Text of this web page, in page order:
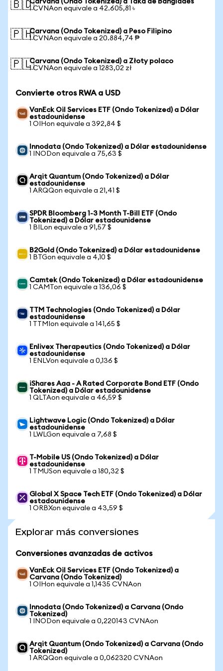
🇧🇩Carvana (Ondo Tokenized) a Taka de Bangladés
1 CVNAon equivale a 42.605,81 ৳
🇵🇭Carvana (Ondo Tokenized) a Peso Filipino
1 CVNAon equivale a 20.884,74 ₱
🇵🇱Carvana (Ondo Tokenized) a Złoty polaco
1 CVNAon equivale a 1283,02 zł
Convierte otros RWA a USD
VanEck Oil Services ETF (Ondo Tokenized) a Dólar
estadounidense
1 OIHon equivale a 392,84 $
Innodata (Ondo Tokenized) a Dólar estadounidense
1 INODon equivale a 75,63 $
Arqit Quantum (Ondo Tokenized) a Dólar
estadounidense
1 ARQQon equivale a 21,41 $
SPDR Bloomberg 1-3 Month T-Bill ETF (Ondo
Tokenized) a Dólar estadounidense
1 BILon equivale a 91,57 $
B2Gold (Ondo Tokenized) a Dólar estadounidense
1 BTGon equivale a 4,10 $
Camtek (Ondo Tokenized) a Dólar estadounidense
1 CAMTon equivale a 136,06 $
TTM Technologies (Ondo Tokenized) a Dólar
estadounidense
1 TTMIon equivale a 141,65 $
Enlivex Therapeutics (Ondo Tokenized) a Dólar
estadounidense
1 ENLVon equivale a 0,136 $
iShares Aaa - A Rated Corporate Bond ETF (Ondo
Tokenized) a Dólar estadounidense
1 QLTAon equivale a 46,59 $
Lightwave Logic (Ondo Tokenized) a Dólar
estadounidense
1 LWLGon equivale a 7,68 $
T-Mobile US (Ondo Tokenized) a Dólar
estadounidense
1 TMUSon equivale a 180,32 $
Global X Space Tech ETF (Ondo Tokenized) a Dólar
estadounidense
1 ORBXon equivale a 43,59 $
Explorar más conversiones
Conversiones avanzadas de activos
VanEck Oil Services ETF (Ondo Tokenized) a
Carvana (Ondo Tokenized)
1 OIHon equivale a 1,1435 CVNAon
Innodata (Ondo Tokenized) a Carvana (Ondo
Tokenized)
1 INODon equivale a 0,220143 CVNAon
Arqit Quantum (Ondo Tokenized) a Carvana (Ondo
Tokenized)
1 ARQQon equivale a 0,062320 CVNAon